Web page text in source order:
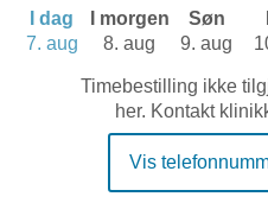
I dag
7. aug
I morgen
8. aug
Søn
9. aug
Timebestilling ikke
her. Kontakt
Vis